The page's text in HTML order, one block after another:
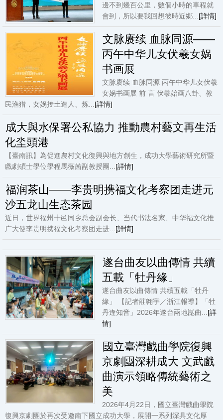
邊不到幾百公里，數個小時的車程就
會到，所以要我回想彼時近鄉... [詳情]
文脉赓续 血脉同源——
丙午中华儿女伏羲女娲
书画展
文脉赓续 血脉同源 丙午中华儿女伏羲
女娲书画展 前 言 伏羲始画八卦、教
民渔猎，女娲抟土造人、炼... [詳情]
成大與水保署公私協力 推動農村藝文再生活
化坔頭港
【臺南訊】為促進農村文化復興與地方創生，成功大學藝術研究所暨
戲劇碩士學位學程馬薇茜副教授團... [詳情]
福润茶山——李贵明携福文化考察团走进元
沙五龙山生态茶园
近日，世界福州十邑同乡总会副会长、当代书法名家、中华福文化推
广大使李贵明携福文化考察团走进... [詳情]
遂台曲友以曲傳情 共續
五載「牡丹緣」
遂台曲友以曲傳情 共續五載「牡丹
緣」 【記者莊翺宇／浙江報導】「牡
丹逢知音」2026年遂台兩地崑曲... [詳
情]
國立臺灣戲曲學院復興
京劇團深耕成大 文武戲
曲演示領略傳統藝術之
美
2026年4月22日，國立臺灣戲曲學院
復興京劇團於再次受邀南下國立成功大學，展開一系列深具文化厚